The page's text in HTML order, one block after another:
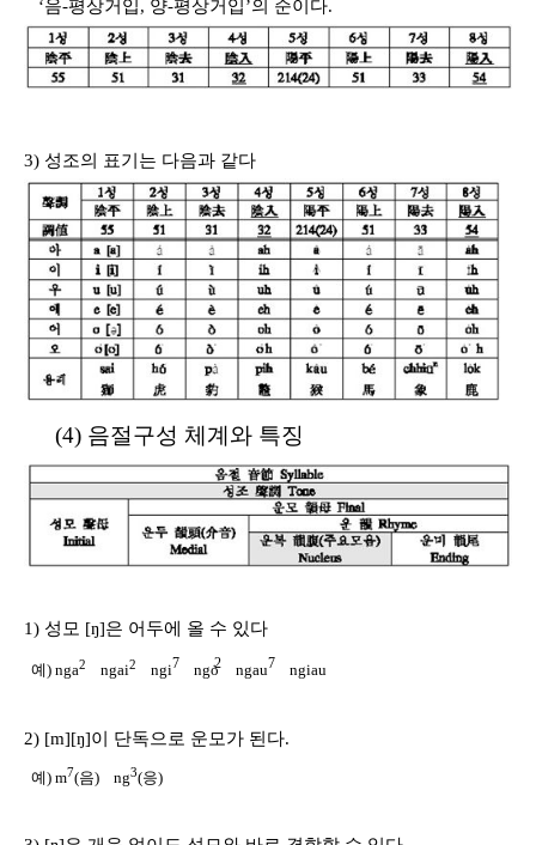
‘음-평상거입, 양-평상거입’의 순이다.
3) 성조의 표기는 다음과 같다
(4) 음절구성 체계와 특징
1) 성모 [ŋ]은 어두에 올 수 있다
예) nga2 ngai2 ngi7 ng 2 ngau7 ngiau
2) [m][ŋ]이 단독으로 운모가 된다.
예) m7(음) ng3(응)